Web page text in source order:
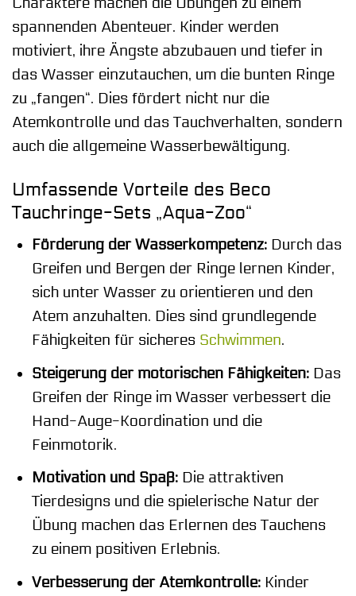
spannenden Abenteuer. Kinder werden
motiviert, ihre Ängste abzubauen und tiefer in
das Wasser einzutauchen, um die bunten Ringe
zu „fangen“. Dies fördert nicht nur die
Atemkontrolle und das Tauchverhalten, sondern
auch die allgemeine Wasserbewältigung.
Umfassende Vorteile des Beco
Tauchringe-Sets „Aqua-Zoo“
Förderung der Wasserkompetenz:Durch das
Greifen und Bergen der Ringe lernen Kinder,
sich unter Wasser zu orientieren und den
Atem anzuhalten. Dies sind grundlegende
Fähigkeiten für sicheres Schwimmen.
Steigerung der motorischen Fähigkeiten:Das
Greifen der Ringe im Wasser verbessert die
Hand-Auge-Koordination und die
Feinmotorik.
Motivation und Spaß:Die attraktiven
Tierdesigns und die spielerische Natur der
Übung machen das Erlernen des Tauchens
zu einem positiven Erlebnis.
Verbesserung der Atemkontrolle:Kinder